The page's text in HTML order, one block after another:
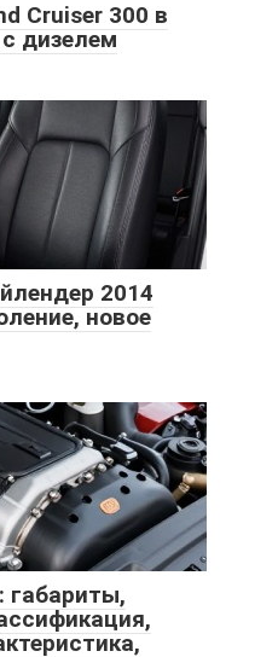
Cruiser 300 в
дизелем
2014
новое
габариты,